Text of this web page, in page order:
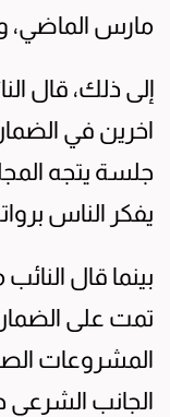
مارس الماضي،
إلى ذلك، قال
جلسة يتجه
يفكر الناس
بينما قال
تمت على الضمان
المشروعات
الجانب الشرعي